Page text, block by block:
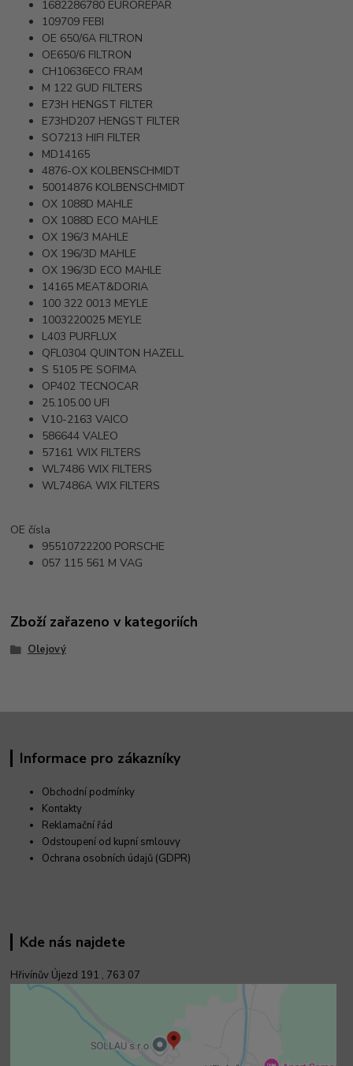
1682286780 EUROREPAR
109709 FEBI
OE 650/6A FILTRON
OE650/6 FILTRON
CH10636ECO FRAM
M 122 GUD FILTERS
E73H HENGST FILTER
E73HD207 HENGST FILTER
SO7213 HIFI FILTER
MD14165
4876-OX KOLBENSCHMIDT
50014876 KOLBENSCHMIDT
OX 1088D MAHLE
OX 1088D ECO MAHLE
OX 196/3 MAHLE
OX 196/3D MAHLE
OX 196/3D ECO MAHLE
14165 MEAT&DORIA
100 322 0013 MEYLE
1003220025 MEYLE
L403 PURFLUX
QFL0304 QUINTON HAZELL
S 5105 PE SOFIMA
OP402 TECNOCAR
25.105.00 UFI
V10-2163 VAICO
586644 VALEO
57161 WIX FILTERS
WL7486 WIX FILTERS
WL7486A WIX FILTERS
OE čísla
95510722200 PORSCHE
057 115 561 M VAG
Zboží zařazeno v kategoriích
Olejový
Informace pro zákazníky
Obchodní podmínky
Kontakty
Reklamační řád
Odstoupení od kupní smlouvy
Ochrana osobních údajů (GDPR)
Kde nás najdete
Hřivínův Újezd 191 , 763 07